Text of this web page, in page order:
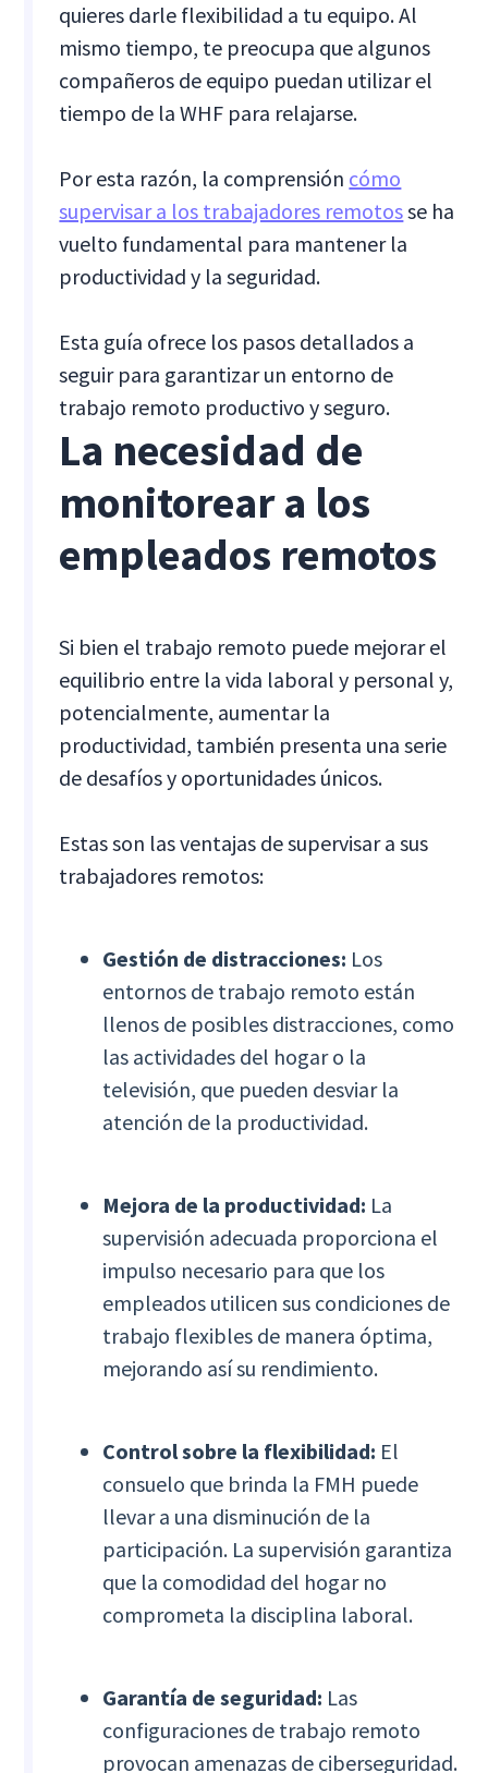
quieres darle flexibilidad a tu equipo. Al
mismo tiempo, te preocupa que algunos
compañeros de equipo puedan utilizar el
tiempo de la WHF para relajarse.
Por esta razón, la comprensión cómo
supervisar a los trabajadores remotosse ha
vuelto fundamental para mantener la
productividad y la seguridad.
Esta guía ofrece los pasos detallados a
seguir para garantizar un entorno de
trabajo remoto productivo y seguro.
La necesidad de
monitorear a los
empleados remotos
Si bien el trabajo remoto puede mejorar el
equilibrio entre la vida laboral y personal y,
potencialmente, aumentar la
productividad, también presenta una serie
de desafíos y oportunidades únicos.
Estas son las ventajas de supervisar a sus
trabajadores remotos:
Gestión de distracciones: Los
entornos de trabajo remoto están
llenos de posibles distracciones, como
las actividades del hogar o la
televisión, que pueden desviar la
atención de la productividad.
Mejora de la productividad: La
supervisión adecuada proporciona el
impulso necesario para que los
empleados utilicen sus condiciones de
trabajo flexibles de manera óptima,
mejorando así su rendimiento.
Control sobre la flexibilidad: El
consuelo que brinda la FMH puede
llevar a una disminución de la
participación. La supervisión garantiza
que la comodidad del hogar no
comprometa la disciplina laboral.
Garantía de seguridad: Las
configuraciones de trabajo remoto
provocan amenazas de ciberseguridad.